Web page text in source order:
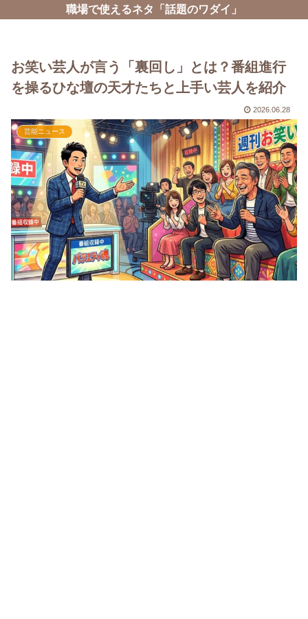
職場で使えるネタ「話題のワダイ」
お笑い芸人が言う「裏回し」とは？番組進行
を操るひな壇の天才たちと上手い芸人を紹介
2026.06.28
芸能ニュース